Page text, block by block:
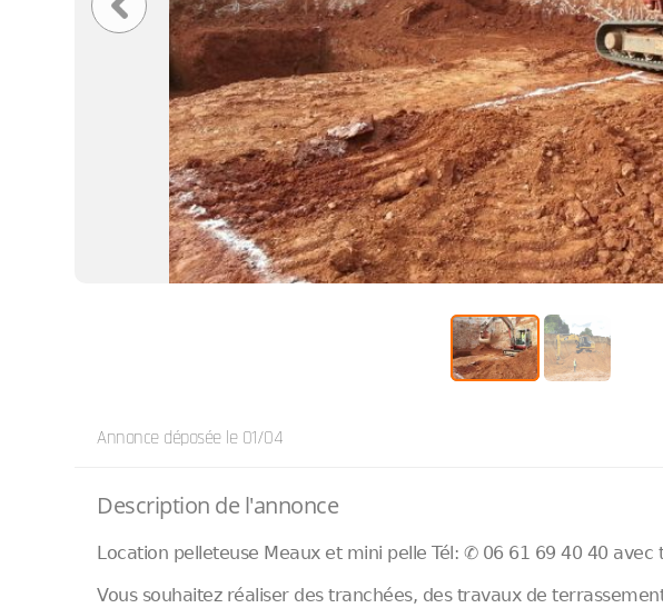
Annonce déposée le 01/04
Description de l'annonce
Location pelleteuse Meaux et mini pelle Tél: ✆ 06 61 69 40 40 avec
Vous souhaitez réaliser des tranchées, des travaux de